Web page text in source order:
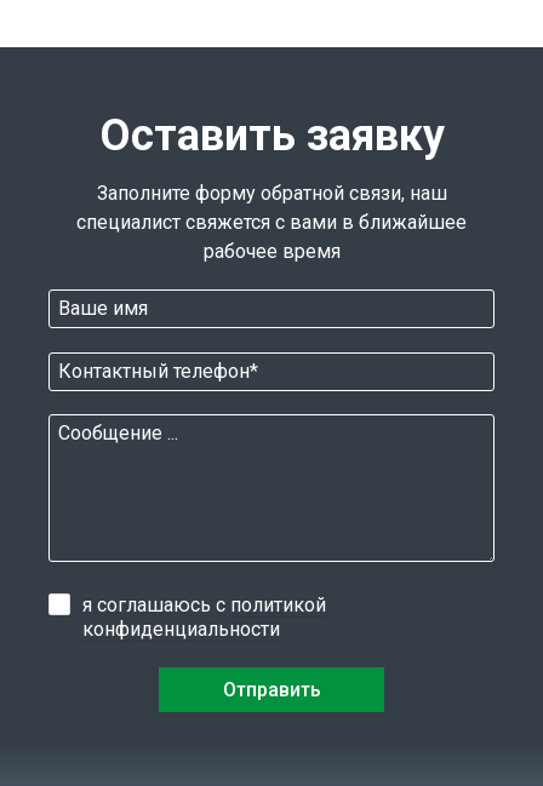
Оставить заявку
Заполните форму обратной связи, наш
специалист свяжется с вами в ближайшее
рабочее время
я соглашаюсь с политикой
конфиденциальности